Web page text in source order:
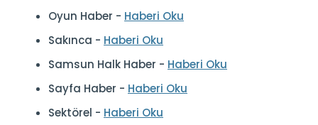
Oyun Haber - Haberi Oku
Sakınca - Haberi Oku
Samsun Halk Haber - Haberi Oku
Sayfa Haber - Haberi Oku
Sektörel - Haberi Oku